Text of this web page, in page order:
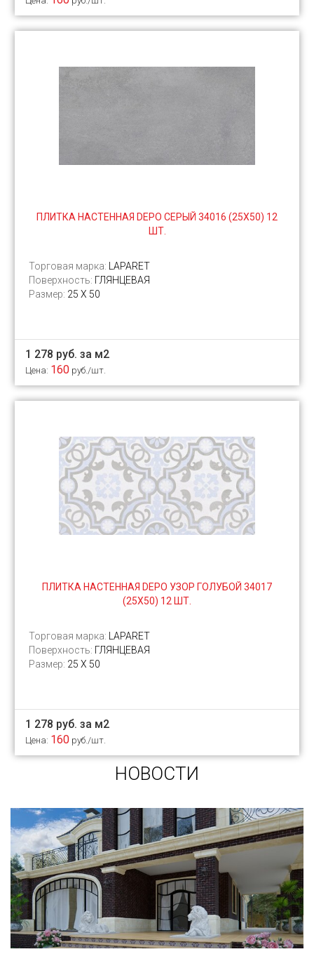
ПЛИТКА НАСТЕННАЯ DEPO СЕРЫЙ 34016 (25Х50) 12
ШТ.
Торговая марка:
LAPARET
Поверхность: ГЛЯНЦЕВАЯ
Размер: 25 Х 50
1 278 руб. за м2
Цена: 160 руб./шт.
ПЛИТКА НАСТЕННАЯ DEPO УЗОР ГОЛУБОЙ 34017
(25Х50) 12 ШТ.
Торговая марка:
LAPARET
Поверхность: ГЛЯНЦЕВАЯ
Размер: 25 Х 50
1 278 руб. за м2
Цена: 160 руб./шт.
НОВОСТИ
Сегодня «клинкером» называют все подряд...
и напольную плитку и ступени (фронтальные,
угловые) для облицовки крыльца, фасадную
плитку и другие материалы преимущественно
для экстерьерной отделки домов, зон
мангала, барбекю, лестниц и...